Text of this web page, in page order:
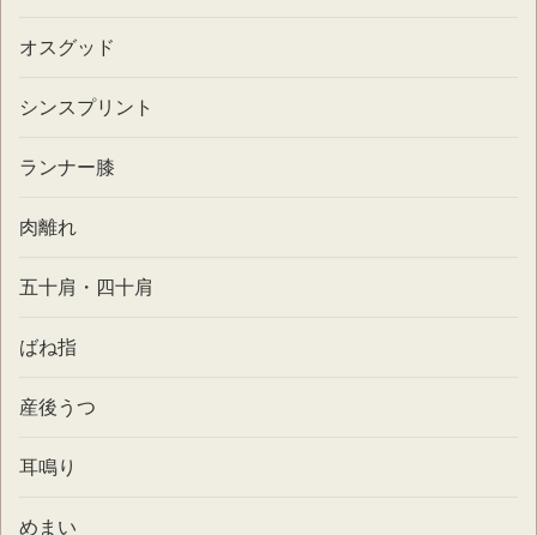
オスグッド
シンスプリント
ランナー膝
肉離れ
五十肩・四十肩
ばね指
産後うつ
耳鳴り
めまい